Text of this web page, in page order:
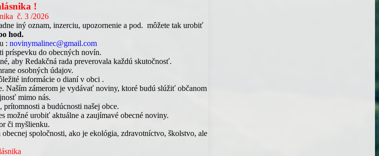
!
č. 3 /2026
iný oznam, inzerciu, upozornenie a pod. môžete tak urobiť
hod.
: novinymalinec@gmail.com
príspevku do obecných novín.
aby Redakčná rada preverovala každú skutočnosť.
osobných údajov.
informácie o dianí v obci .
Naším zámerom je vydávať noviny, ktoré budú slúžiť občanom
mimo nás.
a budúcnosti našej obce.
možné urobiť aktuálne a zaujímavé obecné noviny.
či myšlienku.
spoločnosti, ako je ekológia, zdravotníctvo, školstvo, ale